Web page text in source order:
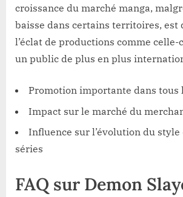
croissance du marché manga,
baisse dans certains territoires, est
l’éclat de productions comme
un public de plus en plus
Promotion importante dans tous
Impact sur le marché du
Influence sur l’évolution du style
séries
FAQ sur Demon